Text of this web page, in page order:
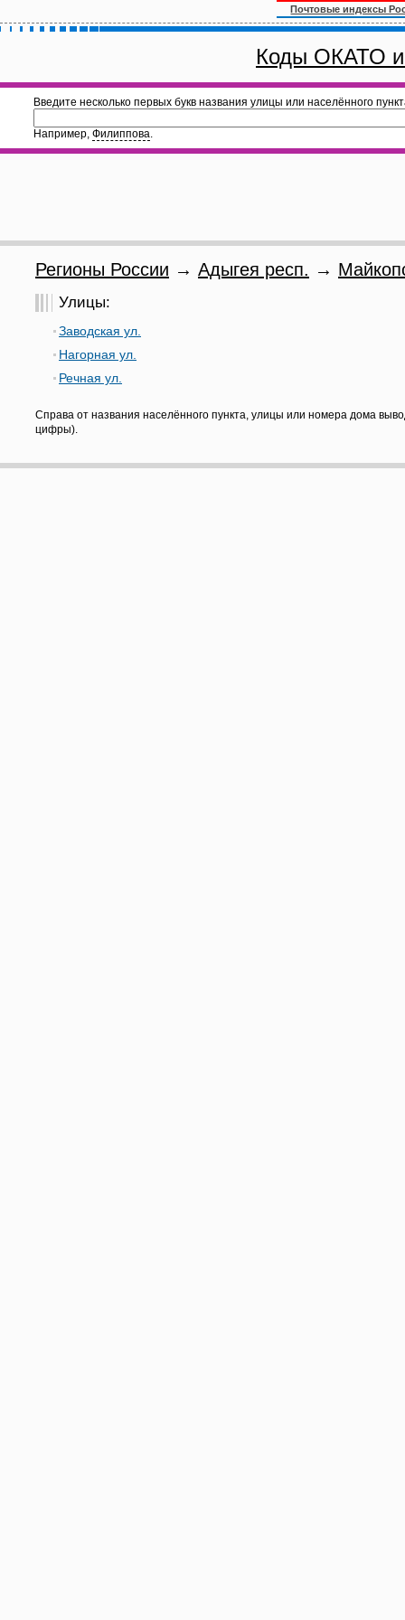
Почтовые индексы
Коды ОКАТО
Введите несколько первых букв названия улицы или населённого
Например, Филиппова.
Регионы России → Адыгея респ. →
Улицы:
Заводская ул.
Нагорная ул.
Речная ул.
Справа от названия населённого пункта, улицы или номера дома
цифры).